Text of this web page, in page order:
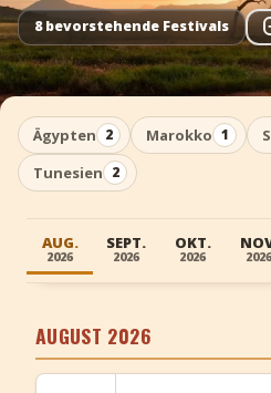
Artikel
Videos
Salsa-Begriffe
Shop
TuneTempo
8 bevorstehende Festivals
Ägypten 2 Marokko 1
Tunesien 2
AUG.
2026
SEPT.
2026
OKT.
2026 2026
AUGUST 2026